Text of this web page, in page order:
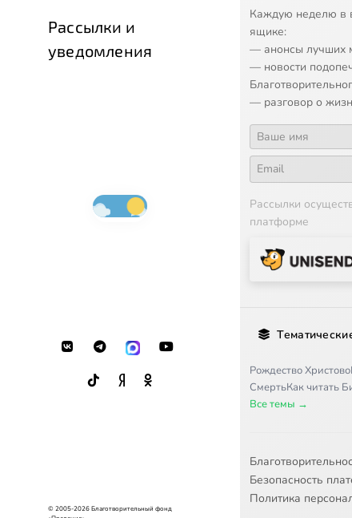
Рассылки и
уведомления
© 2005-2026 Благотворительный фонд
Каждую неделю в
ящике:
— анонсы лучших
— новости
— разговор о
Рассылки
платформе
Рождество Христово
СмертьКак читать
Все темы →
Безопасность
Политика